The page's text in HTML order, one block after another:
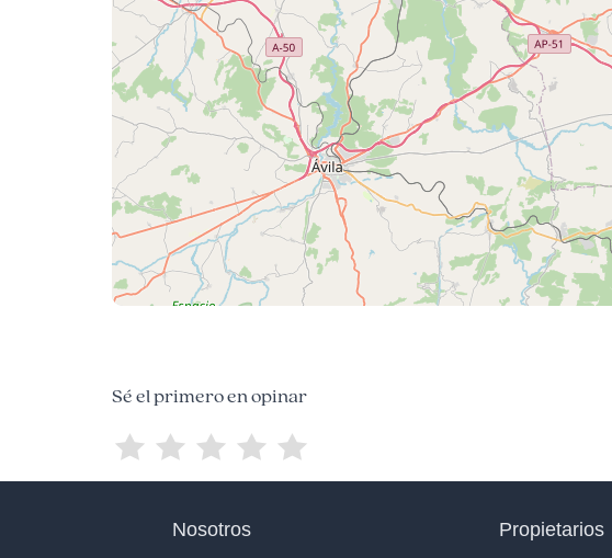
Sé el primero en opinar
Nosotros Propietarios